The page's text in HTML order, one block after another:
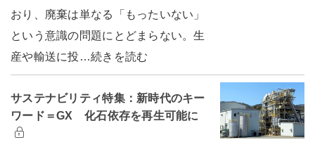
おり、廃棄は単なる「もったいない」
という意識の問題にとどまらない。生
産や輸送に投…続きを読む
サステナビリティ特集：新時代のキー
ワード＝GX 化石依存を再生可能に